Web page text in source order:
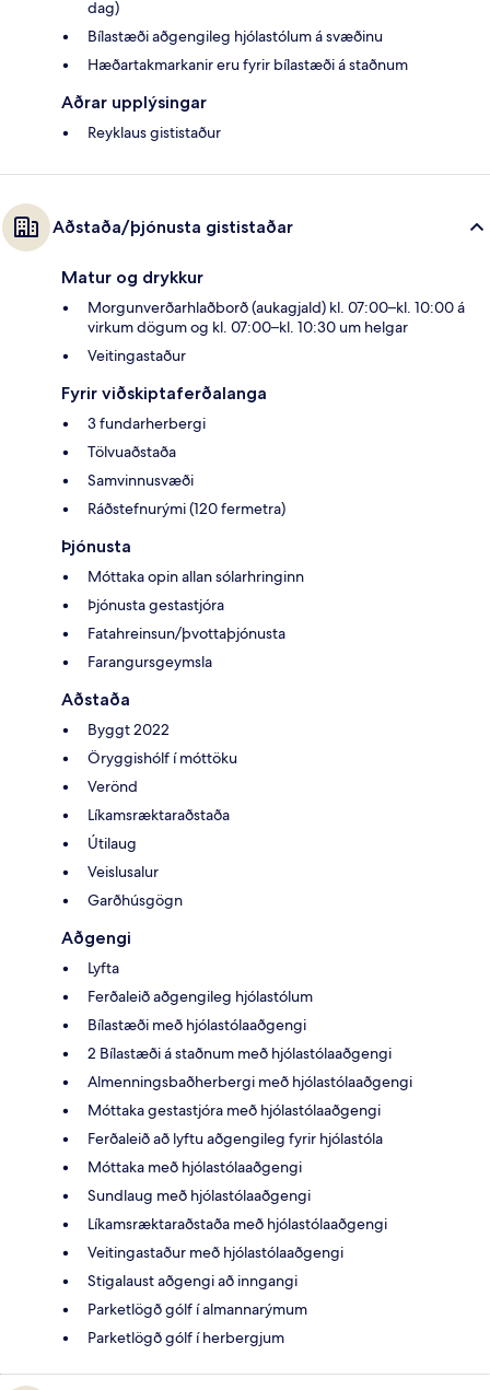
dag)
Bílastæði aðgengileg hjólastólum á svæðinu
Hæðartakmarkanir eru fyrir bílastæði á staðnum
Aðrar upplýsingar
Reyklaus gististaður
Aðstaða/þjónusta gististaðar
Matur og drykkur
Morgunverðarhlaðborð (aukagjald) kl. 07:00–kl. 10:00 á
virkum dögum og kl. 07:00–kl. 10:30 um helgar
Veitingastaður
Fyrir viðskiptaferðalanga
3 fundarherbergi
Tölvuaðstaða
Samvinnusvæði
Ráðstefnurými (120 fermetra)
Þjónusta
Móttaka opin allan sólarhringinn
Þjónusta gestastjóra
Fatahreinsun/þvottaþjónusta
Farangursgeymsla
Aðstaða
Byggt 2022
Öryggishólf í móttöku
Verönd
Líkamsræktaraðstaða
Útilaug
Veislusalur
Garðhúsgögn
Aðgengi
Lyfta
Ferðaleið aðgengileg hjólastólum
Bílastæði með hjólastólaaðgengi
2 Bílastæði á staðnum með hjólastólaaðgengi
Almenningsbaðherbergi með hjólastólaaðgengi
Móttaka gestastjóra með hjólastólaaðgengi
Ferðaleið að lyftu aðgengileg fyrir hjólastóla
Móttaka með hjólastólaaðgengi
Sundlaug með hjólastólaaðgengi
Líkamsræktaraðstaða með hjólastólaaðgengi
Veitingastaður með hjólastólaaðgengi
Stigalaust aðgengi að inngangi
Parketlögð gólf í almannarýmum
Parketlögð gólf í herbergjum